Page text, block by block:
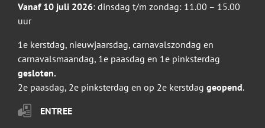
Vanaf 10 juli 2026: dinsdag t/m zondag: 11.00 – 15.00
uur
1e kerstdag, nieuwjaarsdag, carnavalszondag en
carnavalsmaandag, 1e paasdag en 1e pinksterdag
gesloten.
2e paasdag, 2e pinksterdag en op 2e kerstdag geopend.
ENTREE